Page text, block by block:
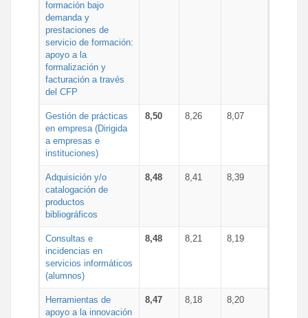
formación bajo
demanda y
prestaciones de
servicio de formación:
apoyo a la
formalización y
facturación a través
del CFP
Gestión de prácticas
en empresa (Dirigida
a empresas e
instituciones)
8,50 8,26 8,07
Adquisición y/o
catalogación de
productos
bibliográficos
8,48 8,41 8,39
Consultas e
incidencias en
servicios informáticos
(alumnos)
8,48 8,21 8,19
Herramientas de
apoyo a la innovación
8,47 8,18 8,20